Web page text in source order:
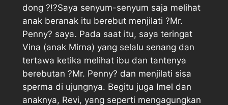
dong ?!?Saya senyum-senyum saja melihat
anak beranak itu berebut menjilati ?Mr.
Penny? saya. Pada saat itu, saya teringat
Vina (anak Mirna) yang selalu senang dan
tertawa ketika melihat ibu dan tantenya
berebutan ?Mr. Penny? dan menjilati sisa
sperma di ujungnya. Begitu juga Imel dan
anaknya, Revi, yang seperti mengagungkan